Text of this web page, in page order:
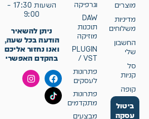
מוצרים
מדיניות
משלוחים
החשבון
שלי
סל
קניות
קופה
ביטול
עסקה
וגרפיקה
DAW
תוכנות
מוזיקה
PLUGIN
/ VST
פתרונות
לעסקים
פתרונות
מתקדמים
מבצעים
השעות 17:30 –
9:00
ניתן להשאיר
הודעה בכל שעה,
ואנו נחזור אליכם
בהקדם האפשרי